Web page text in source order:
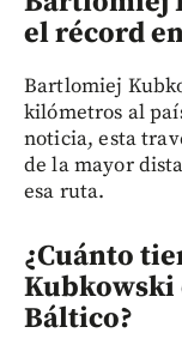
el récord
Bartlomiej
kilómetros al
noticia, esta
de la mayor
esa ruta.
¿Cuánto
Kubkowski
Báltico?